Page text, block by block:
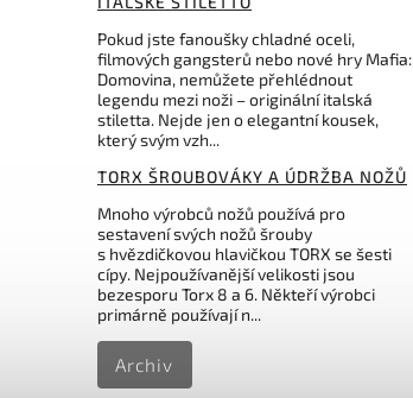
Pokud jste fanoušky chladné oceli,
filmových gangsterů nebo nové hry Mafia:
Domovina, nemůžete přehlédnout
legendu mezi noži – originální italská
stiletta. Nejde jen o elegantní kousek,
který svým vzh...
TORX ŠROUBOVÁKY A ÚDRŽBA NOŽŮ
Mnoho výrobců nožů používá pro
sestavení svých nožů šrouby
s hvězdičkovou hlavičkou TORX se šesti
cípy. Nejpoužívanější velikosti jsou
bezesporu Torx 8 a 6. Někteří výrobci
primárně používají n...
Archiv